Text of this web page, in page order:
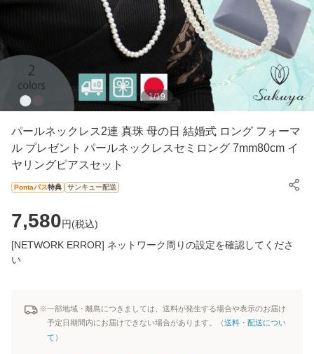
1/19
パールネックレス2連 真珠 母の日 結婚式 ロング フォーマ
ル プレゼント パールネックレスセミロング 7mm80cm イ
ヤリングピアスセット
Pontaパス特典 サンキュー配送
7,580円(税込)
[NETWORK ERROR] ネットワーク周りの設定を確認してくださ
い
※一部地域・離島につきましては、送料が発生する場合や表示のお届け
予定日期間内にお届けできない場合があります。（送料・配送につい
て ）